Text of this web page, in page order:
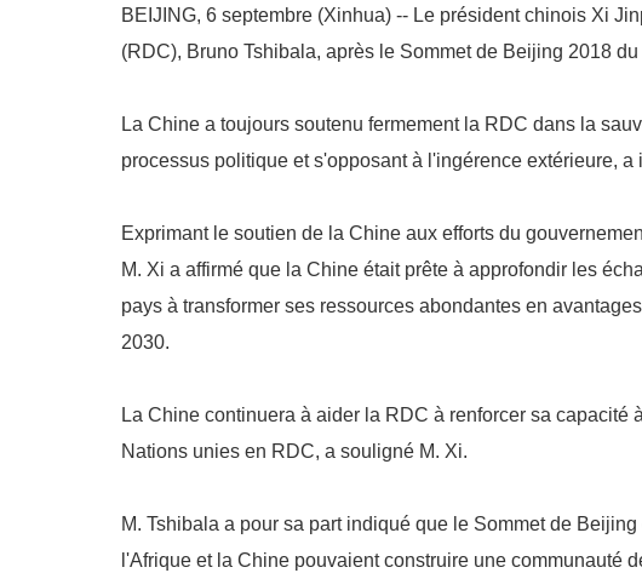
BEIJING, 6 septembre (Xinhua) -- Le président chinois Xi
(RDC), Bruno Tshibala, après le Sommet de Beijing 2018
La Chine a toujours soutenu fermement la RDC dans la
processus politique et s'opposant à l'ingérence extérieure, a
Exprimant le soutien de la Chine aux efforts du
M. Xi a affirmé que la Chine était prête à approfondir les
pays à transformer ses ressources abondantes en
2030.
La Chine continuera à aider la RDC à renforcer sa
Nations unies en RDC, a souligné M. Xi.
M. Tshibala a pour sa part indiqué que le Sommet de
l'Afrique et la Chine pouvaient construire une communauté